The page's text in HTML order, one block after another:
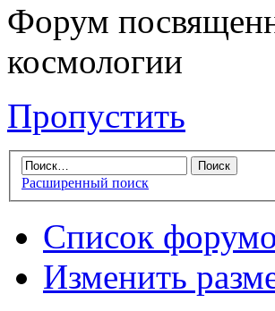
Форум
космологии
Пропустить
Расширенный поиск
Список
Изменить